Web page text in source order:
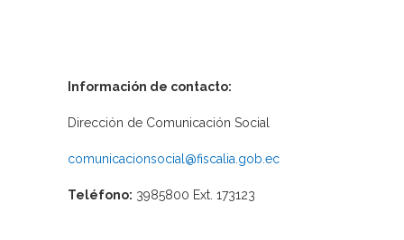
Información de contacto:
Dirección de Comunicación Social
comunicacionsocial@fiscalia.gob.ec
Teléfono: 3985800 Ext. 173123